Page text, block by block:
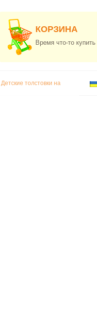
КОРЗИНА
Время что-то купить
Детские толстовки на